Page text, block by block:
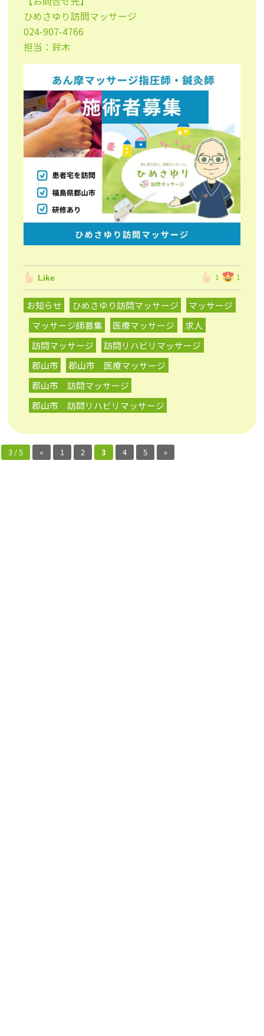
ひめさゆり訪問マッサージ
024-907-4766
担当：鈴木
Like 1 1
お知らせ ひめさゆり訪問マッサージ
マッサージ
マッサージ師募集
医療マッサージ
求人
訪問マッサージ
訪問リハビリマッサージ
郡山市
郡山市 医療マッサージ
郡山市 訪問マッサージ
郡山市 訪問リハビリマッサージ
3 / 5 « 1 2 3 4 5 »